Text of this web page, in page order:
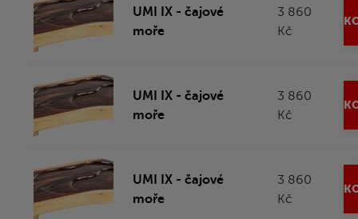
UMI IX - čajové
moře
3 860
Kč
UMI IX - čajové
moře
3 860
Kč
UMI IX - čajové
moře
3 860
Kč